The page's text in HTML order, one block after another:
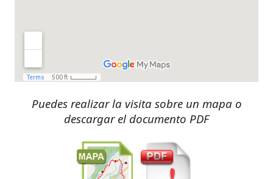
Puedes realizar la visita sobre un mapa o
descargar el documento PDF